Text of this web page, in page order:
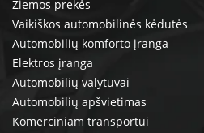
Žiemos prekės
Vaikiškos automobilinės kėdutės
Automobilių komforto įranga
Elektros įranga
Automobilių valytuvai
Automobilių apšvietimas
Komerciniam transportui